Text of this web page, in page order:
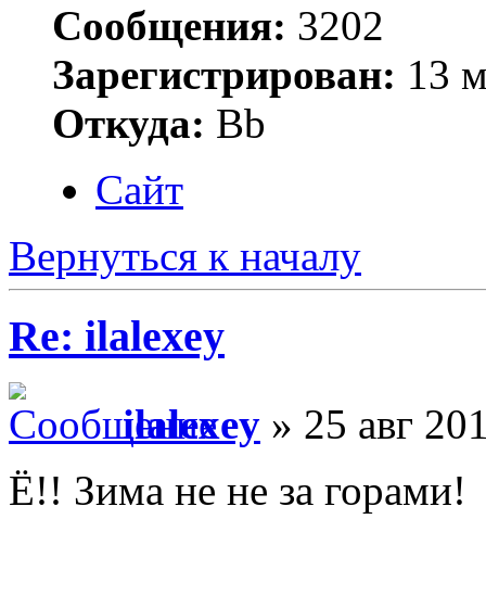
Сообщения: 3202
Зарегистрирован: 13
Откуда: Bb
Сайт
Вернуться к началу
Re: ilalexey
ilalexey » 25 авг
Ё!! Зима не не за горами!